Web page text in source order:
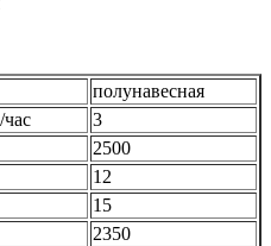
полунавесная
3
2500
12
15
2350